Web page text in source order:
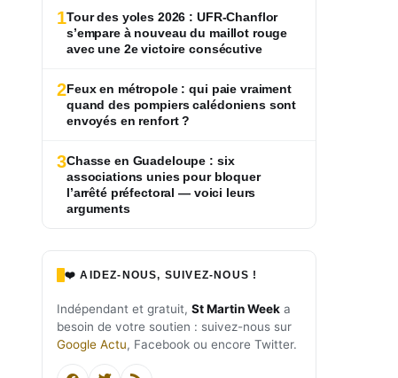
1Tour des yoles 2026 : UFR-Chanflor
s’empare à nouveau du maillot rouge
avec une 2e victoire consécutive
2Feux en métropole : qui paie vraiment
quand des pompiers calédoniens sont
envoyés en renfort ?
3Chasse en Guadeloupe : six
associations unies pour bloquer
l’arrêté préfectoral — voici leurs
arguments
❤️ AIDEZ-NOUS, SUIVEZ-NOUS !
Indépendant et gratuit, St Martin Week a
besoin de votre soutien : suivez-nous sur
Google Actu, Facebook ou encore Twitter.